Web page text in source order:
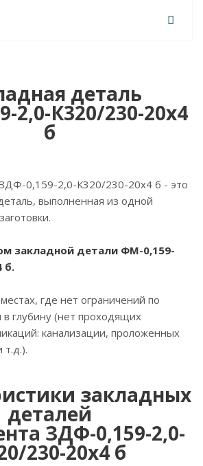
деталь
2,0-К320/230-20х4
б
0,159-2,0-К320/230-20х4 б - это
выполненная из одной
закладной детали ФМ-0,159-
б.
где нет ограничений по
глубину (нет проходящих
канализации, проложенных
т.д.).
закладных
деталей
ЗДФ-0,159-2,0-
230-20х4 б